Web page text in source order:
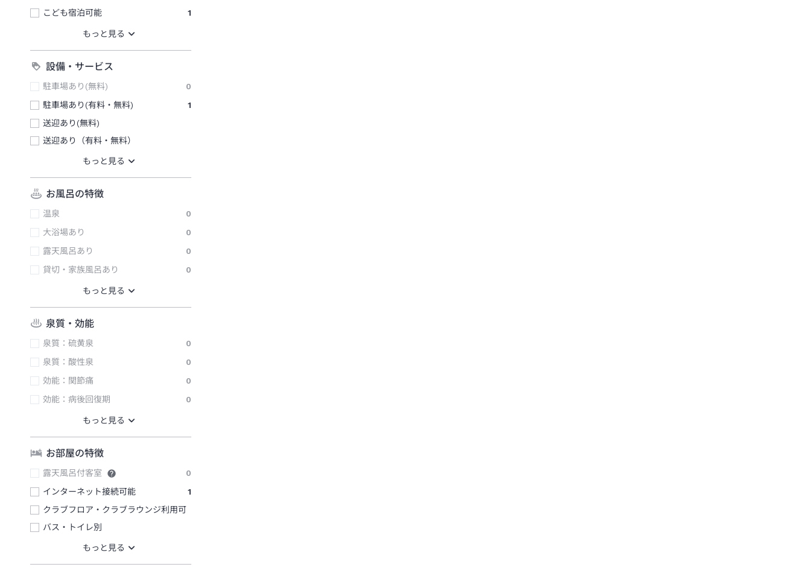
こども宿泊可能
1
設備・サービス
駐車場あり(無料)
0
駐車場あり(有料・無料)
1
送迎あり(無料)
送迎あり（有料・無料）
お風呂の特徴
温泉
0
大浴場あり
0
露天風呂あり
0
貸切・家族風呂あり
0
泉質・効能
泉質：硫黄泉
0
泉質：酸性泉
0
効能：関節痛
0
効能：病後回復期
0
お部屋の特徴
露天風呂付客室
0
インターネット接続可能
1
クラブフロア・クラブラウンジ利用可
バス・トイレ別